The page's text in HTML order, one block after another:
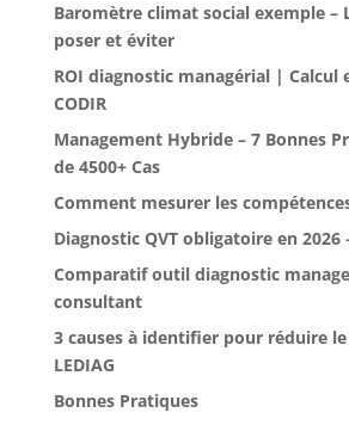
Baromètre climat social exemple –
poser et éviter
ROI diagnostic managérial | Calcul
CODIR
Management Hybride – 7 Bonnes
de 4500+ Cas
Comment mesurer les
Diagnostic QVT obligatoire en 2026
Comparatif outil diagnostic
consultant
3 causes à identifier pour réduire
LEDIAG
Bonnes Pratiques